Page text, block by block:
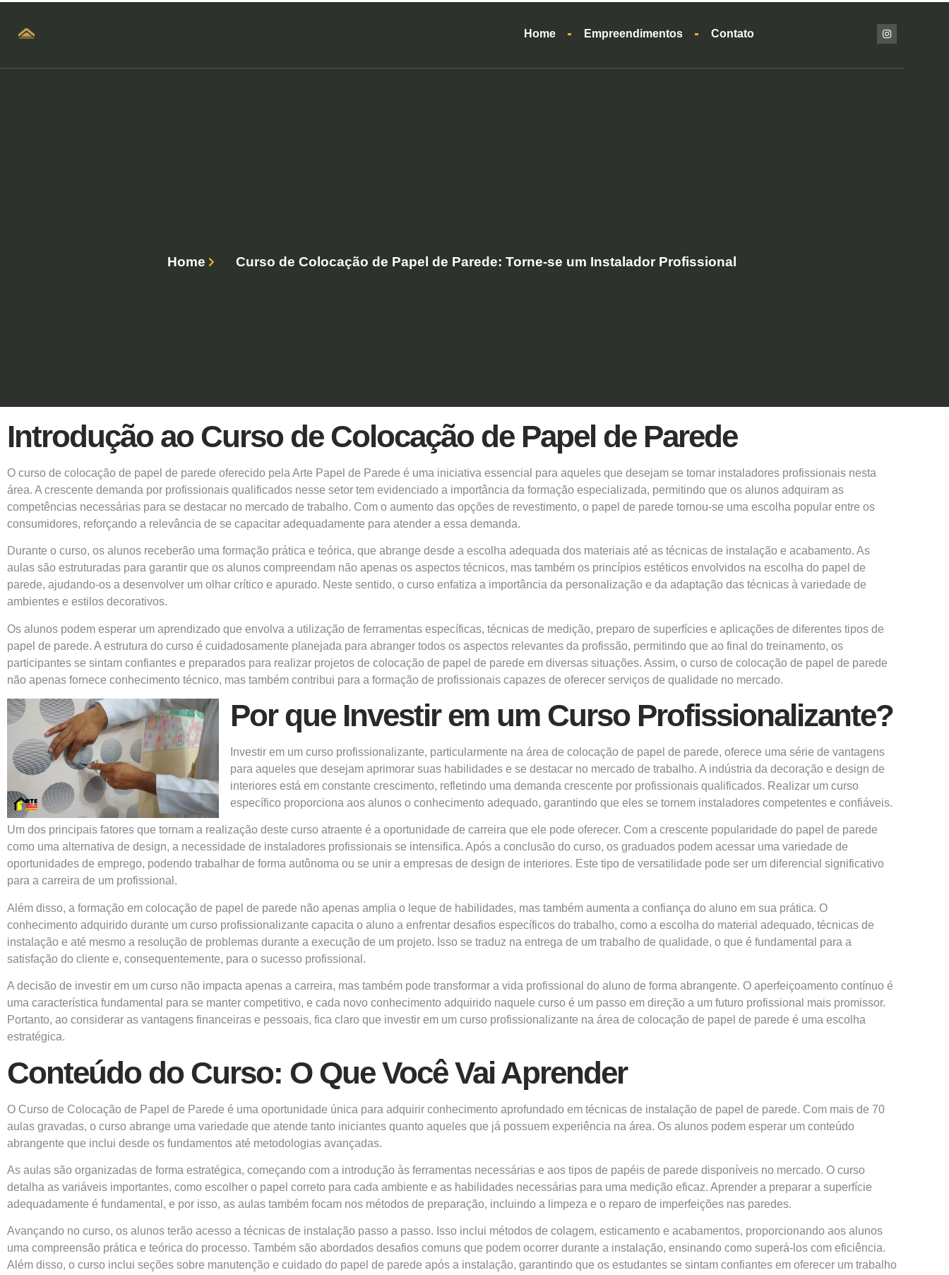
Home Empreendimentos Contato
Home Curso de Colocação de Papel de Parede: Torne-se um Instalador Profissional
Introdução ao Curso de Colocação de Papel de Parede
O curso de colocação de papel de parede oferecido pela Arte Papel de Parede é uma iniciativa essencial para aqueles que desejam se tornar instaladores profissionais nesta
área. A crescente demanda por profissionais qualificados nesse setor tem evidenciado a importância da formação especializada, permitindo que os alunos adquiram as
competências necessárias para se destacar no mercado de trabalho. Com o aumento das opções de revestimento, o papel de parede tornou-se uma escolha popular entre os
consumidores, reforçando a relevância de se capacitar adequadamente para atender a essa demanda.
Durante o curso, os alunos receberão uma formação prática e teórica, que abrange desde a escolha adequada dos materiais até as técnicas de instalação e acabamento. As
aulas são estruturadas para garantir que os alunos compreendam não apenas os aspectos técnicos, mas também os princípios estéticos envolvidos na escolha do papel de
parede, ajudando-os a desenvolver um olhar crítico e apurado. Neste sentido, o curso enfatiza a importância da personalização e da adaptação das técnicas à variedade de
ambientes e estilos decorativos.
Os alunos podem esperar um aprendizado que envolva a utilização de ferramentas específicas, técnicas de medição, preparo de superfícies e aplicações de diferentes tipos de
papel de parede. A estrutura do curso é cuidadosamente planejada para abranger todos os aspectos relevantes da profissão, permitindo que ao final do treinamento, os
participantes se sintam confiantes e preparados para realizar projetos de colocação de papel de parede em diversas situações. Assim, o curso de colocação de papel de parede
não apenas fornece conhecimento técnico, mas também contribui para a formação de profissionais capazes de oferecer serviços de qualidade no mercado.
Por que Investir em um Curso Profissionalizante?
Investir em um curso profissionalizante, particularmente na área de colocação de papel de parede, oferece uma série de vantagens
para aqueles que desejam aprimorar suas habilidades e se destacar no mercado de trabalho. A indústria da decoração e design de
interiores está em constante crescimento, refletindo uma demanda crescente por profissionais qualificados. Realizar um curso
específico proporciona aos alunos o conhecimento adequado, garantindo que eles se tornem instaladores competentes e confiáveis.
Um dos principais fatores que tornam a realização deste curso atraente é a oportunidade de carreira que ele pode oferecer. Com a crescente popularidade do papel de parede
como uma alternativa de design, a necessidade de instaladores profissionais se intensifica. Após a conclusão do curso, os graduados podem acessar uma variedade de
oportunidades de emprego, podendo trabalhar de forma autônoma ou se unir a empresas de design de interiores. Este tipo de versatilidade pode ser um diferencial significativo
para a carreira de um profissional.
Além disso, a formação em colocação de papel de parede não apenas amplia o leque de habilidades, mas também aumenta a confiança do aluno em sua prática. O
conhecimento adquirido durante um curso profissionalizante capacita o aluno a enfrentar desafios específicos do trabalho, como a escolha do material adequado, técnicas de
instalação e até mesmo a resolução de problemas durante a execução de um projeto. Isso se traduz na entrega de um trabalho de qualidade, o que é fundamental para a
satisfação do cliente e, consequentemente, para o sucesso profissional.
A decisão de investir em um curso não impacta apenas a carreira, mas também pode transformar a vida profissional do aluno de forma abrangente. O aperfeiçoamento contínuo é
uma característica fundamental para se manter competitivo, e cada novo conhecimento adquirido naquele curso é um passo em direção a um futuro profissional mais promissor.
Portanto, ao considerar as vantagens financeiras e pessoais, fica claro que investir em um curso profissionalizante na área de colocação de papel de parede é uma escolha
estratégica.
Conteúdo do Curso: O Que Você Vai Aprender
O Curso de Colocação de Papel de Parede é uma oportunidade única para adquirir conhecimento aprofundado em técnicas de instalação de papel de parede. Com mais de 70
aulas gravadas, o curso abrange uma variedade que atende tanto iniciantes quanto aqueles que já possuem experiência na área. Os alunos podem esperar um conteúdo
abrangente que inclui desde os fundamentos até metodologias avançadas.
As aulas são organizadas de forma estratégica, começando com a introdução às ferramentas necessárias e aos tipos de papéis de parede disponíveis no mercado. O curso
detalha as variáveis importantes, como escolher o papel correto para cada ambiente e as habilidades necessárias para uma medição eficaz. Aprender a preparar a superfície
adequadamente é fundamental, e por isso, as aulas também focam nos métodos de preparação, incluindo a limpeza e o reparo de imperfeições nas paredes.
Avançando no curso, os alunos terão acesso a técnicas de instalação passo a passo. Isso inclui métodos de colagem, esticamento e acabamentos, proporcionando aos alunos
uma compreensão prática e teórica do processo. Também são abordados desafios comuns que podem ocorrer durante a instalação, ensinando como superá-los com eficiência.
Além disso, o curso inclui seções sobre manutenção e cuidado do papel de parede após a instalação, garantindo que os estudantes se sintam confiantes em oferecer um trabalho